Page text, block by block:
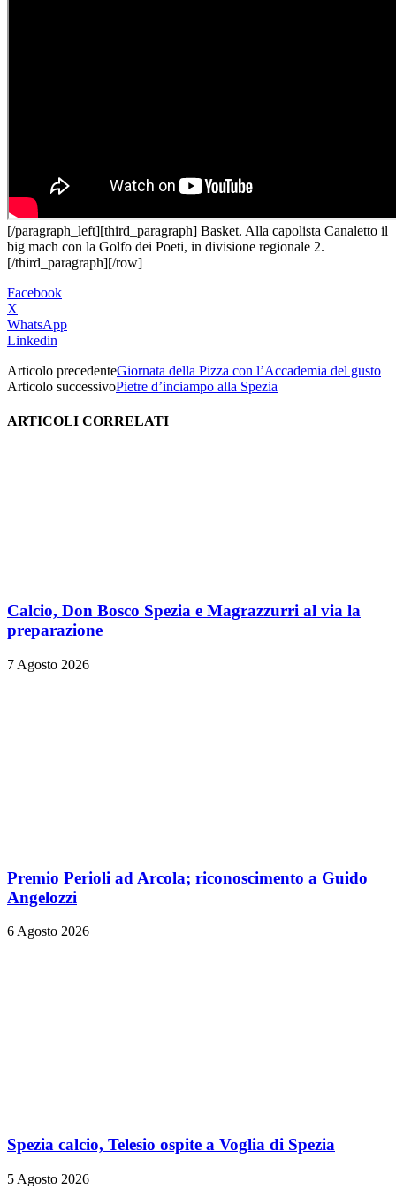
[/paragraph_left][third_paragraph] Basket. Alla capolista Canaletto il
big mach con la Golfo dei Poeti, in divisione regionale 2.
[/third_paragraph][/row]
Facebook
X
WhatsApp
Linkedin
Articolo precedenteGiornata della Pizza con l’Accademia del gusto
Articolo successivoPietre d’inciampo alla Spezia
ARTICOLI CORRELATI
Calcio, Don Bosco Spezia e Magrazzurri al via la
preparazione
7 Agosto 2026
Premio Perioli ad Arcola; riconoscimento a Guido
Angelozzi
6 Agosto 2026
Spezia calcio, Telesio ospite a Voglia di Spezia
5 Agosto 2026